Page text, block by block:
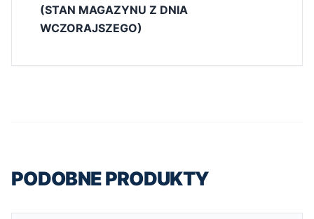
(STAN MAGAZYNU Z DNIA
WCZORAJSZEGO)
PODOBNE PRODUKTY